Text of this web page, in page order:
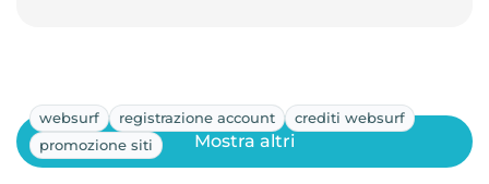
websurf registrazione account
crediti websurf
promozione siti
Mostra altri